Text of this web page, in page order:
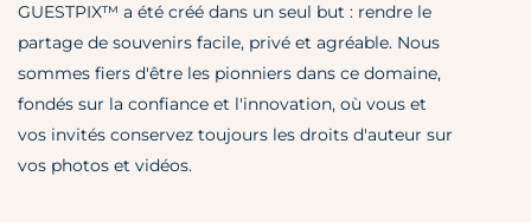
GUESTPIX™ a été créé dans un seul but : rendre le
partage de souvenirs facile, privé et agréable. Nous
sommes fiers d'être les pionniers dans ce domaine,
fondés sur la confiance et l'innovation, où vous et
vos invités conservez toujours les droits d'auteur sur
vos photos et vidéos.